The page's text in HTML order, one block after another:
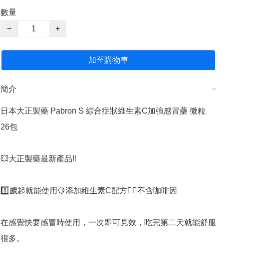
數量
−
+
加至購物車
簡介 −
日本大正製藥 Pabron S 綜合症狀維生素C加強感冒藥 微粒
26包
💥大正製藥最新產品‼️
1️⃣歲起就能使用🍋添加維生素C配方👉🏻不含咖啡因
在感覺快要感冒時使用，一次即可見效，吃完第二天就能舒服
很多。